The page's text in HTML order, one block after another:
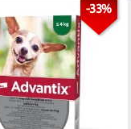
-33%